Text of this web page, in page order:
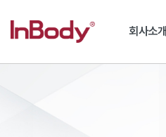
회사소개